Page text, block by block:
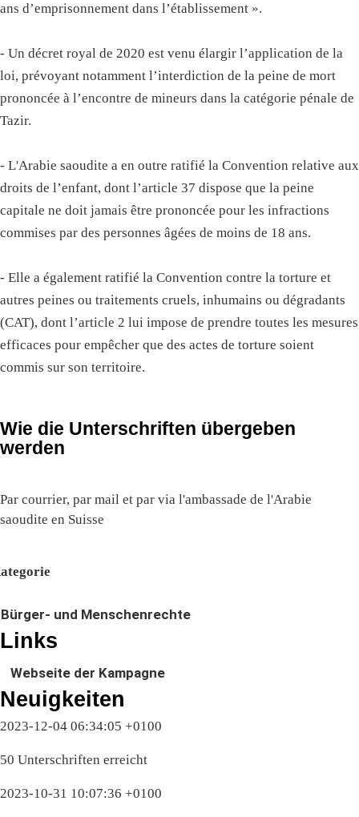
ans d’emprisonnement dans l’établissement ».
- Un décret royal de 2020 est venu élargir l’application de la
loi, prévoyant notamment l’interdiction de la peine de mort
prononcée à l’encontre de mineurs dans la catégorie pénale de
Tazir.
- L'Arabie saoudite a en outre ratifié la Convention relative aux
droits de l’enfant, dont l’article 37 dispose que la peine
capitale ne doit jamais être prononcée pour les infractions
commises par des personnes âgées de moins de 18 ans.
- Elle a également ratifié la Convention contre la torture et
autres peines ou traitements cruels, inhumains ou dégradants
(CAT), dont l’article 2 lui impose de prendre toutes les mesures
efficaces pour empêcher que des actes de torture soient
commis sur son territoire.
Wie die Unterschriften übergeben
werden
Par courrier, par mail et par via l'ambassade de l'Arabie
saoudite en Suisse
Bürger- und Menschenrechte
Links
Webseite der Kampagne
Neuigkeiten
2023-12-04 06:34:05 +0100
50 Unterschriften erreicht
2023-10-31 10:07:36 +0100